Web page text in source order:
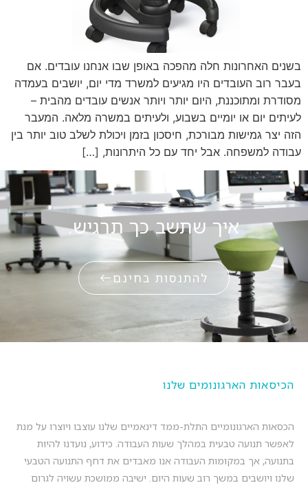
בשנים האחרונות חלה מהפכה באופן שבו אנחנו עובדים. אם
בעבר רוב העובדים היו מגיעים למשרד מדי יום, יושבים בעמדה
מסודרת ומתוכננת, היום יותר ויותר אנשים עובדים מהבית –
לעיתים יום או יומיים בשבוע, ולעיתים במשרה מלאה. המעבר
הזה יצר גמישות מבורכת, חיסכון בזמן ויכולת לשלב טוב יותר בין
עבודה למשפחה. אבל יחד עם כל היתרונות, […]
איך שתשב כך תרגיש.
להתנסות בחינם
הכיסאות הארגונומים שלנו
הכסאות הארגונומיים התלת-ממד דינאמיים שלנו עוצבו ויוצרו על מנת
לאפשר תנועה טבעית במהלך שעות העבודה. כידוע, נועדנו להיות
בתנועה, אך במקומות העבודה אנו מאבדים את דחף התנועה הטבעי
שלנו ויושבים במשך רוב שעות היום. ישיבה ממושכת עשויה לגרום